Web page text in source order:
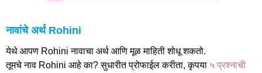
नावांचे अर्थ Rohini
येथे आपण Rohini नावाचा अर्थ आणि मूळ माहिती शोधू शकतो.
तूमचे नाव Rohini आहे का? सुधारीत प्रोफाईल करीता, कृपया ५ प्रश्नाची